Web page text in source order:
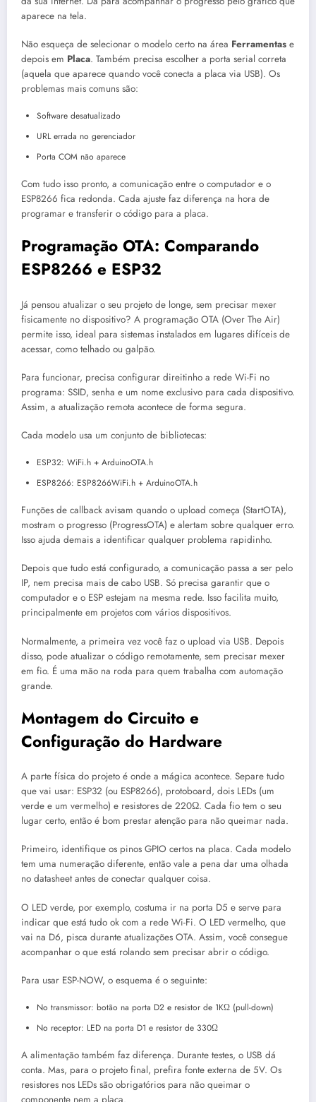
aparece na tela.
Não esqueça de selecionar o modelo certo na área Ferramentas e
depois em Placa. Também precisa escolher a porta serial correta
(aquela que aparece quando você conecta a placa via USB). Os
problemas mais comuns são:
Software desatualizado
URL errada no gerenciador
Porta COM não aparece
Com tudo isso pronto, a comunicação entre o computador e o
ESP8266 fica redonda. Cada ajuste faz diferença na hora de
programar e transferir o código para a placa.
Programação OTA: Comparando
ESP8266 e ESP32
Já pensou atualizar o seu projeto de longe, sem precisar mexer
fisicamente no dispositivo? A programação OTA (Over The Air)
permite isso, ideal para sistemas instalados em lugares difíceis de
acessar, como telhado ou galpão.
Para funcionar, precisa configurar direitinho a rede Wi-Fi no
programa: SSID, senha e um nome exclusivo para cada dispositivo.
Assim, a atualização remota acontece de forma segura.
Cada modelo usa um conjunto de bibliotecas:
ESP32: WiFi.h + ArduinoOTA.h
ESP8266: ESP8266WiFi.h + ArduinoOTA.h
Funções de callback avisam quando o upload começa (StartOTA),
mostram o progresso (ProgressOTA) e alertam sobre qualquer erro.
Isso ajuda demais a identificar qualquer problema rapidinho.
Depois que tudo está configurado, a comunicação passa a ser pelo
IP, nem precisa mais de cabo USB. Só precisa garantir que o
computador e o ESP estejam na mesma rede. Isso facilita muito,
principalmente em projetos com vários dispositivos.
Normalmente, a primeira vez você faz o upload via USB. Depois
disso, pode atualizar o código remotamente, sem precisar mexer
em fio. É uma mão na roda para quem trabalha com automação
grande.
Montagem do Circuito e
Configuração do Hardware
A parte física do projeto é onde a mágica acontece. Separe tudo
que vai usar: ESP32 (ou ESP8266), protoboard, dois LEDs (um
verde e um vermelho) e resistores de 220Ω. Cada fio tem o seu
lugar certo, então é bom prestar atenção para não queimar nada.
Primeiro, identifique os pinos GPIO certos na placa. Cada modelo
tem uma numeração diferente, então vale a pena dar uma olhada
no datasheet antes de conectar qualquer coisa.
O LED verde, por exemplo, costuma ir na porta D5 e serve para
indicar que está tudo ok com a rede Wi-Fi. O LED vermelho, que
vai na D6, pisca durante atualizações OTA. Assim, você consegue
acompanhar o que está rolando sem precisar abrir o código.
Para usar ESP-NOW, o esquema é o seguinte:
No transmissor: botão na porta D2 e resistor de 1KΩ (pull-down)
No receptor: LED na porta D1 e resistor de 330Ω
A alimentação também faz diferença. Durante testes, o USB dá
conta. Mas, para o projeto final, prefira fonte externa de 5V. Os
resistores nos LEDs são obrigatórios para não queimar o